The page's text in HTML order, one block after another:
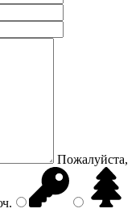
Пожалуйста,
.